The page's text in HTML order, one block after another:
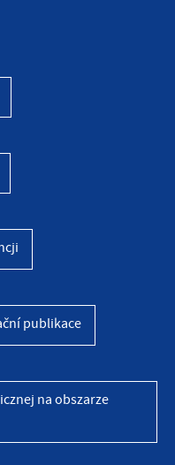
publikace
na obszarze